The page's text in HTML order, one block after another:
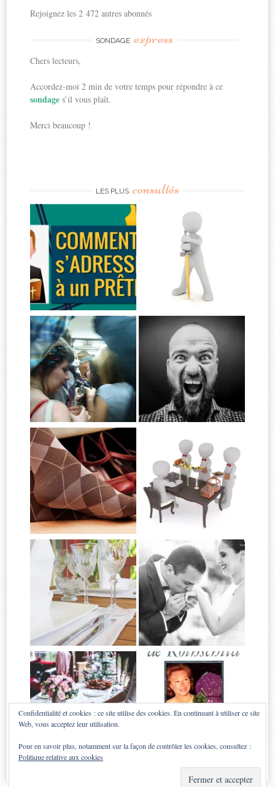
Rejoignez les 2 472 autres abonnés
SONDAGE express
Chers lecteurs,
Accordez-moi 2 min de votre temps pour répondre à ce
sondages’il vous plaît.
Merci beaucoup !
LES PLUS consultés
Confidentialité et cookies : ce site utilise des cookies. En continuant à utiliser ce site
Web, vous acceptez leur utilisation.
Pour en savoir plus, notamment sur la façon de contrôler les cookies, consultez :
Politique relative aux cookies